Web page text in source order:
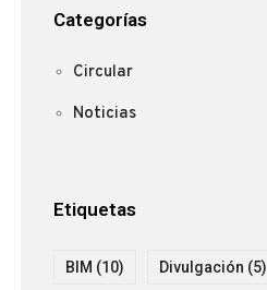
Categorías
Circular
Noticias
Etiquetas
BIM (10) Divulgación (5)